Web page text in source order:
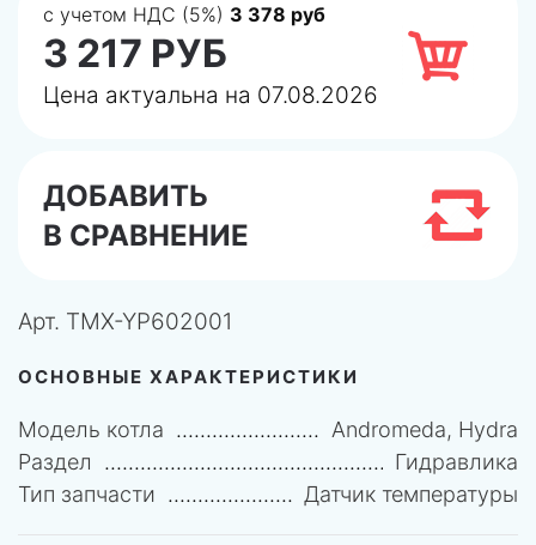
с учетом НДС (5%) 3 378 руб
3 217 РУБ
Цена актуальна на 07.08.2026
ДОБАВИТЬ
В СРАВНЕНИЕ
Арт. TMX-YP602001
ОСНОВНЫЕ ХАРАКТЕРИСТИКИ
Модель котла
Andromeda, Hydra
Раздел
Гидравлика
Тип запчасти
Датчик температуры